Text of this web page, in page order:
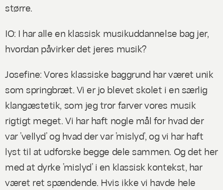
større.
IO: I har alle en klassisk musikuddannelse bag jer,
hvordan påvirker det jeres musik?
Josefine: Vores klassiske baggrund har været unik
som springbræt. Vi er jo blevet skolet i en særlig
klangæstetik, som jeg tror farver vores musik
rigtigt meget. Vi har haft nogle mål for hvad der
var ’vellyd’ og hvad der var ’mislyd’, og vi har haft
lyst til at udforske begge dele sammen. Og det her
med at dyrke ’mislyd’ i en klassisk kontekst, har
været ret spændende. Hvis ikke vi havde hele